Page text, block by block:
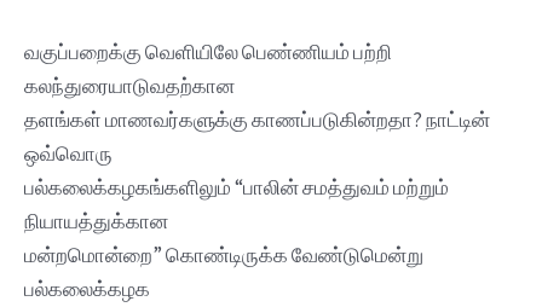
வகுப்பறைக்கு வெளியிலே பெண்ணியம் பற்றி
கலந்துரையாடுவதற்கான
தளங்கள் மாணவர்களுக்கு காணப்படுகின்றதா? நாட்டின்
ஒவ்வொரு
பல்கலைக்கழகங்களிலும் “பாலின் சமத்துவம் மற்றும்
நியாயத்துக்கான
மன்றமொன்றை” கொண்டிருக்க வேண்டுமென்று
பல்கலைக்கழக